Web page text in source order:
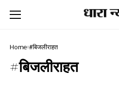
Home #बिजलीराहत
#बिजलीराहत